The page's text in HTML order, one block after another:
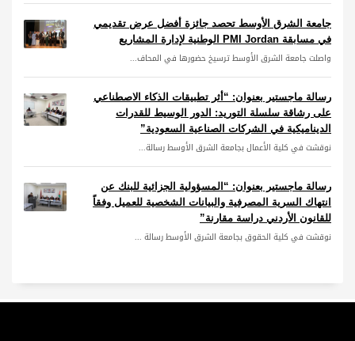
جامعة الشرق الأوسط تحصد جائزة أفضل عرض تقديمي
في مسابقة PMI Jordan الوطنية لإدارة المشاريع
واصلت جامعة الشرق الأوسط ترسيخ حضورها في المحاف...
رسالة ماجستير بعنوان: “أثر تطبيقات الذكاء الاصطناعي
على رشاقة سلسلة التوريد: الدور الوسيط للقدرات
الديناميكية في الشركات الصناعية السعودية”
نوقشت في كلية الأعمال بجامعة الشرق الأوسط رسالة...
رسالة ماجستير بعنوان: “المسؤولية الجزائية للبنك عن
انتهاك السرية المصرفية والبيانات الشخصية للعميل وفقاً
للقانون الأردني دراسة مقارنة”
نوقشت في كلية الحقوق بجامعة الشرق الأوسط رسالة ...